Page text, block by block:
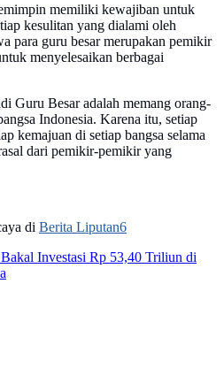
memiliki kewajiban untuk
kesulitan yang dialami oleh
para guru besar merupakan pemikir
menyelesaikan berbagai
Guru Besar adalah memang orang-
Indonesia. Karena itu, setiap
kemajuan di setiap bangsa selama
dari pemikir-pemikir yang
di Berita Liputan6
Investasi Rp 53,40 Triliun di